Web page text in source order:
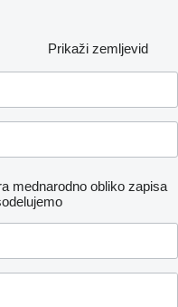
Prikaži zemljevid
mednarodno obliko zapisa